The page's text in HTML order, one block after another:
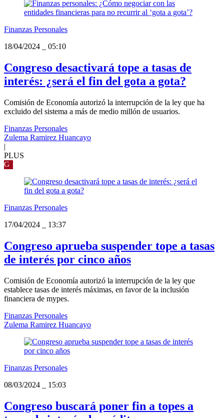
Finanzas Personales
18/04/2024
05:10
Congreso desactivará tope a tasas de
interés: ¿será el fin del gota a gota?
Comisión de Economía autorizó la interrupción de la ley que ha
excluido del sistema a más de medio millón de usuarios.
Finanzas Personales
Zulema Ramirez Huancayo
|
PLUS
G
Finanzas Personales
17/04/2024
13:37
Congreso aprueba suspender tope a tasas
de interés por cinco años
Comisión de Economía autorizó la interrupción de la ley que
establece tasas de interés máximas, en favor de la inclusión
financiera de mypes.
Finanzas Personales
Zulema Ramirez Huancayo
Finanzas Personales
08/03/2024
15:03
Congreso buscará poner fin a topes a